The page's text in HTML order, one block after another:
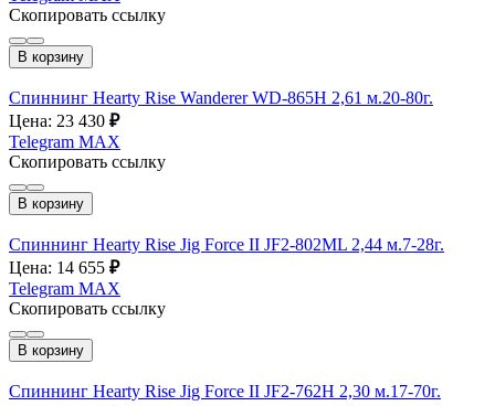
Скопировать ссылку
В корзину
Спиннинг Hearty Rise Wanderer WD-865H 2,61 м.20-80г.
Цена: 23 430 ₽
Telegram MAX
Скопировать ссылку
В корзину
Спиннинг Hearty Rise Jig Force II JF2-802ML 2,44 м.7-28г.
Цена: 14 655 ₽
Telegram MAX
Скопировать ссылку
В корзину
Спиннинг Hearty Rise Jig Force II JF2-762H 2,30 м.17-70г.